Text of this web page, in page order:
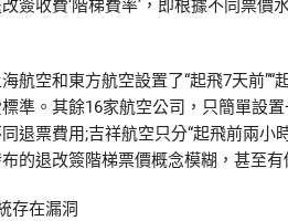
簽收費‘階梯費率’，即根據不同票
空和東方航空設置了“起飛7天前”“起
準。其餘16家航空公司，只簡單設
退票費用;吉祥航空只分“起飛前兩
的退改簽階梯票價概念模糊，甚至
在漏洞